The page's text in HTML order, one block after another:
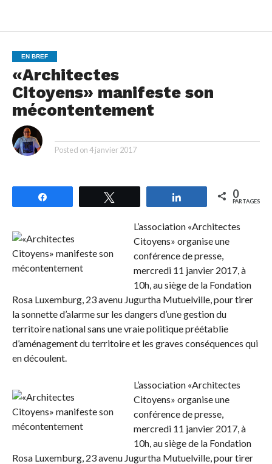
EN BREF
«Architectes
Citoyens» manifeste son
mécontentement
Posted on4 janvier 2017
Partagez 0
PARTAGES
L’association «Architectes
Citoyens» organise une
conférence de presse,
mercredi 11 janvier 2017, à
10h, au siège de la Fondation
Rosa Luxemburg, 23 avenu Jugurtha Mutuelville, pour tirer
la sonnette d’alarme sur les dangers d’une gestion du
territoire national sans une vraie politique préétablie
d’aménagement du territoire et les graves conséquences qui
en découlent.
L’association «Architectes
Citoyens» organise une
conférence de presse,
mercredi 11 janvier 2017, à
10h, au siège de la Fondation
Rosa Luxemburg, 23 avenu Jugurtha Mutuelville, pour tirer